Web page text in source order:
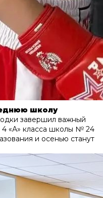
школу
завершил важный
4 «А» класса школы № 24
и осенью станут